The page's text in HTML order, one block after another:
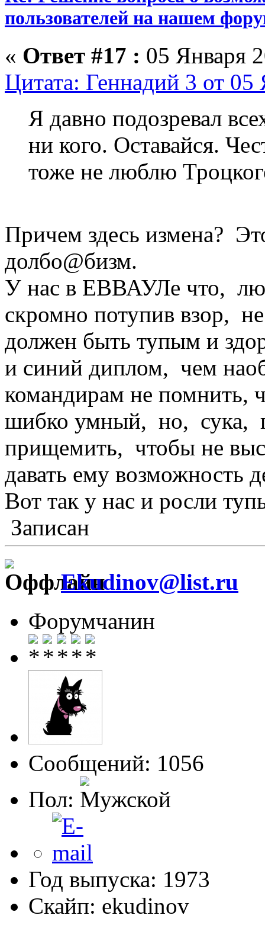
пользователей на нашем
« Ответ #17 : 05 Января
Цитата: Геннадий 3 от
Я давно подозревал
ни кого. Оставайся.
тоже не люблю
Причем здесь измена?
долбо@бизм.
У нас в ЕВВАУЛе что,
скромно потупив взор,
должен быть тупым и
и синий диплом, чем
командирам не помнить,
шибко умный, но, сука,
прищемить, чтобы не
давать ему возможность
Вот так у нас и росли
Записан
Ekudinov@list.ru
Форумчанин
Сообщений: 1056
Пол:
Год выпуска: 1973
Скайп: ekudinov